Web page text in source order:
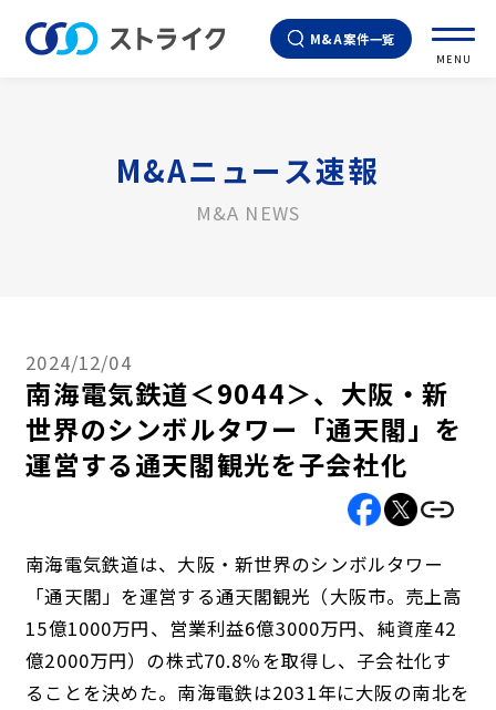
M&A案件一覧
MENU
M&Aニュース速報
M&A NEWS
2024/12/04
南海電気鉄道＜9044＞、大阪・新
世界のシンボルタワー「通天閣」を
運営する通天閣観光を子会社化
南海電気鉄道は、大阪・新世界のシンボルタワー
「通天閣」を運営する通天閣観光（大阪市。売上高
15億1000万円、営業利益6億3000万円、純資産42
億2000万円）の株式70.8％を取得し、子会社化す
ることを決めた。南海電鉄は2031年に大阪の南北を